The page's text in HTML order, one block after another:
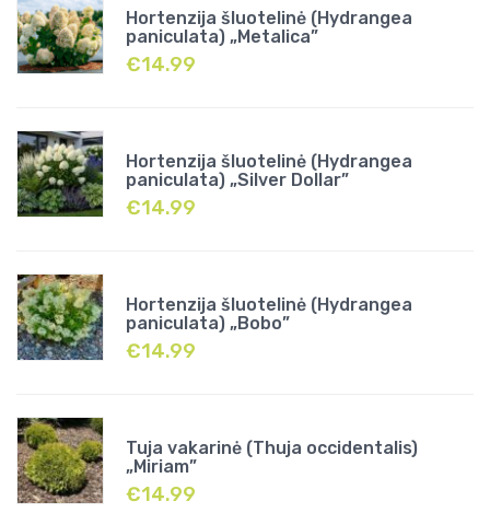
Hortenzija šluotelinė (Hydrangea
paniculata) „Metalica”
€14.99
Hortenzija šluotelinė (Hydrangea
paniculata) „Silver Dollar”
€14.99
Hortenzija šluotelinė (Hydrangea
paniculata) „Bobo”
€14.99
Tuja vakarinė (Thuja occidentalis)
„Miriam”
€14.99